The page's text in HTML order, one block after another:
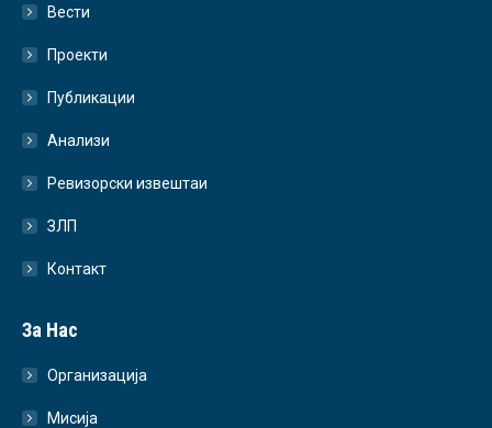
Вести
Проекти
Публикации
Анализи
Ревизорски извештаи
ЗЛП
Контакт
За Нас
Организација
Мисија